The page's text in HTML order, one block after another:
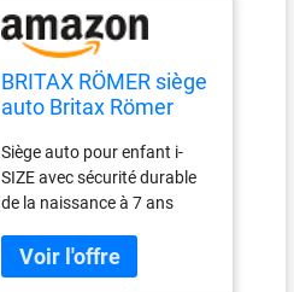
BRITAX RÖMER siège
auto Britax Römer
enfants de 40 à 125
cm (i-Size) avec
ISOFIX et jambe de
force, naissance - 7
ans, Space Black
Siège auto pour enfant i-
SIZE avec sécurité durable
de la naissance à 7 ans
permet à l'enfant de
voyager en position dos à la